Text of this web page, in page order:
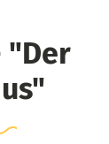
"Der